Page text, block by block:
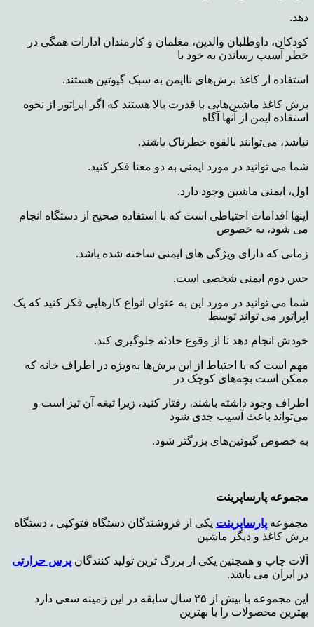
دهد.
کودکان، داوطلبان والدین، معلمان و کارمندان ادارات همگی در
خطر آسیب رساندن به خود با
استفاده از کاغذ برش‌های ناایمن به سبک گیوتین هستند.
برش کاغذ ماشین‌هایی با قدرت بالا هستند که اگر اپراتور از نحوه
استفاده ایمن از آنها آگاه
نباشد، می‌توانند بالقوه خطرناک باشند.
شما می توانید در مورد ایمنی به دو معنا فکر کنید.
اول، ایمنی ماشین وجود دارد.
اینها اقدامات احتیاطی است که با استفاده صحیح از دستگاه انجام
می شود، به خصوص
زمانی که دارای ویژگی های ایمنی ساخته شده باشد.
حس دوم ایمنی شخصی است.
شما می توانید در مورد این به عنوان انواع کارهایی فکر کنید که یک
اپراتور می تواند توسط
خودش انجام دهد تا از وقوع حادثه جلوگیری کند.
مهم است که با احتیاط از این برش‌ها به‌ویژه در اطراف خانه که
ممکن است بچه‌های کوچک در
اطراف وجود داشته باشند، رفتار کنید، زیرا تیغه آن تیز است و
می‌تواند باعث آسیب جدی شود
به خصوص گیوتین‌های بزرگتر شود.
مجموعه پارساپرینت
مجموعه پارساپرینت یکی از فروشندگان دستگاه فتوکپی ، دستگاه
برش کاغذ و دیگر ماشین
آلات چاپ و همچنین یکی از بزرگ ترین تولید کنندگان پرس حرارتی
در ایران می باشد.
این مجموعه با بیش از ۲۵ سال سابقه در این زمینه سعی دارد
بهترین محصولات را با بهترین